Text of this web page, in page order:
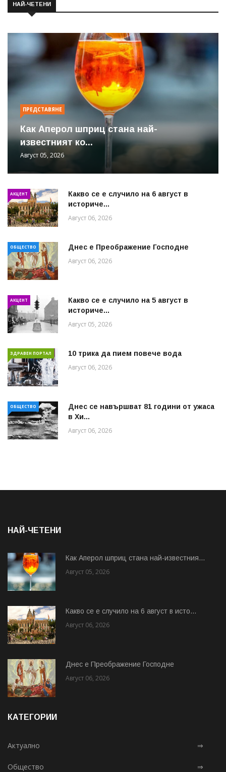
НАЙ-ЧЕТЕНИ
ПРЕДСТАВЯНЕ
Как Аперол шприц стана най-
известният ко...
Август 05, 2026
АКЦЕНТ
Какво се е случило на 6 август в
историче...
Август 06, 2026
ОБЩЕСТВО Днес е Преображение Господне
Август 06, 2026
АКЦЕНТ
Какво се е случило на 5 август в
историче...
Август 05, 2026
ЗДРАВЕН ПОРТАЛ 10 трика да пием повече вода
Август 06, 2026
ОБЩЕСТВО
Днес се навършват 81 години от ужаса
в Хи...
Август 06, 2026
НАЙ-ЧЕТЕНИ
Как Аперол шприц стана най-известния...
Август 05, 2026
Какво се е случило на 6 август в исто...
Август 06, 2026
Днес е Преображение Господне
Август 06, 2026
КАТЕГОРИИ
Актуално ⇒
Общество ⇒